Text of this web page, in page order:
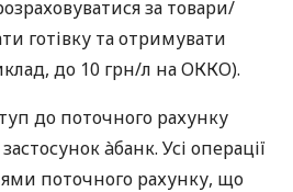
за товари/
готівку та отримувати
до 10 грн/л на ОККО).
до поточного рахунку
àбанк. Усі операції
поточного рахунку, що